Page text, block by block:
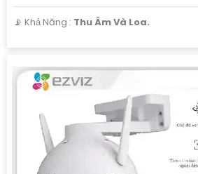
️📡 Khả Năng : Thu Âm Và Loa.